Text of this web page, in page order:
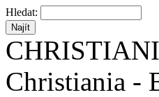
Hledat:
Christiania -